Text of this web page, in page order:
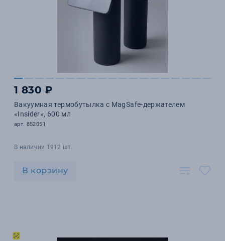
1 830 ₽
Вакуумная термобутылка с MagSafe-держателем
«Insider», 600 мл
арт. 852051
В наличии 1912 шт.
В корзину